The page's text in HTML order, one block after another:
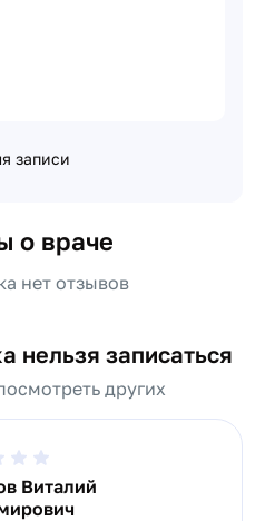
записи
о враче
нет отзывов
нельзя записаться
других
Виталий